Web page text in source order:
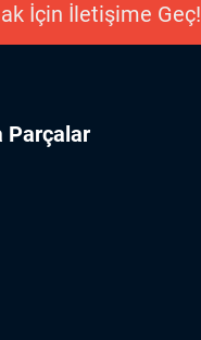
İçin İletişime Geç!
Parçalar